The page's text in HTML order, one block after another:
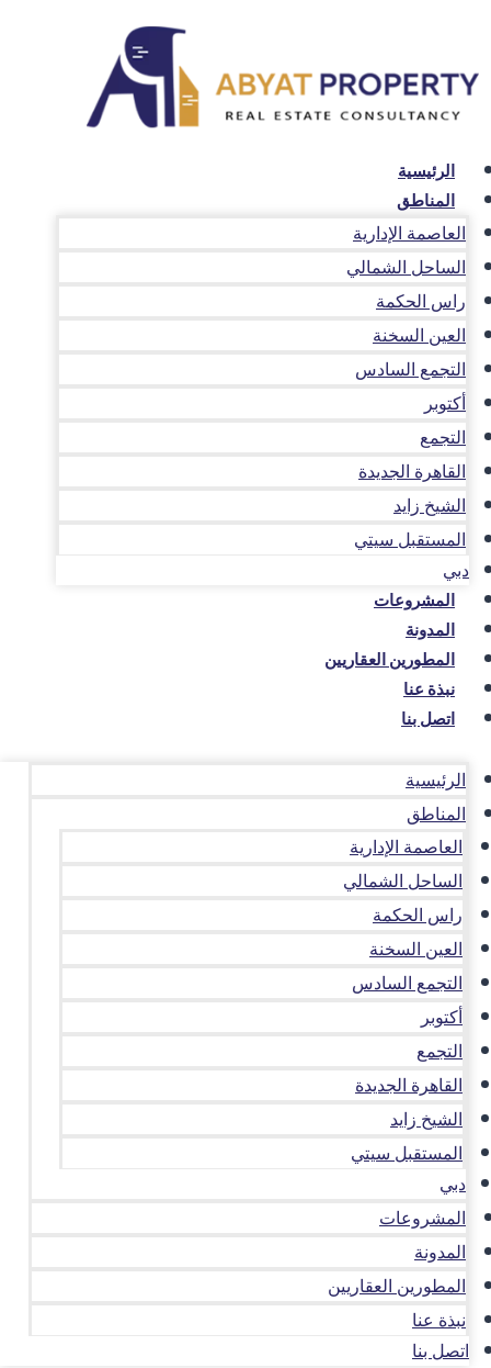
المحتوى
الرئيسية
المناطق
العاصمة الإدارية
الساحل الشمالي
راس الحكمة
العين السخنة
التجمع السادس
أكتوبر
التجمع
القاهرة الجديدة
الشيخ زايد
المستقبل سيتي
دبي
المشروعات
المدونة
المطورين العقاريين
نبذة عنا
اتصل بنا
الرئيسية
المناطق
العاصمة الإدارية
الساحل الشمالي
راس الحكمة
العين السخنة
التجمع السادس
أكتوبر
التجمع
القاهرة الجديدة
الشيخ زايد
المستقبل سيتي
دبي
المشروعات
المدونة
المطورين العقاريين
نبذة عنا
اتصل بنا